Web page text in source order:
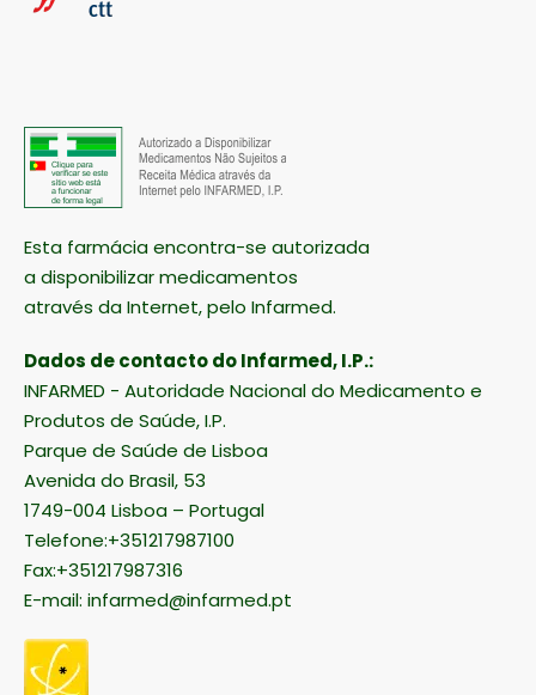
Esta farmácia encontra-se autorizada
a disponibilizar medicamentos
através da Internet, pelo Infarmed.
Dados de contacto do Infarmed, I.P.:
INFARMED - Autoridade Nacional do Medicamento e
Produtos de Saúde, I.P.
Parque de Saúde de Lisboa
Avenida do Brasil, 53
1749-004 Lisboa – Portugal
Telefone:+351217987100
Fax:+351217987316
E-mail: infarmed@infarmed.pt